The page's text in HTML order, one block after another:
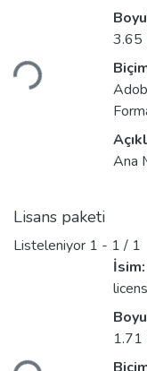
3.65
Ana
Lisans paketi
Listeleniyor 1 - 1 / 1
İsim:
1.71